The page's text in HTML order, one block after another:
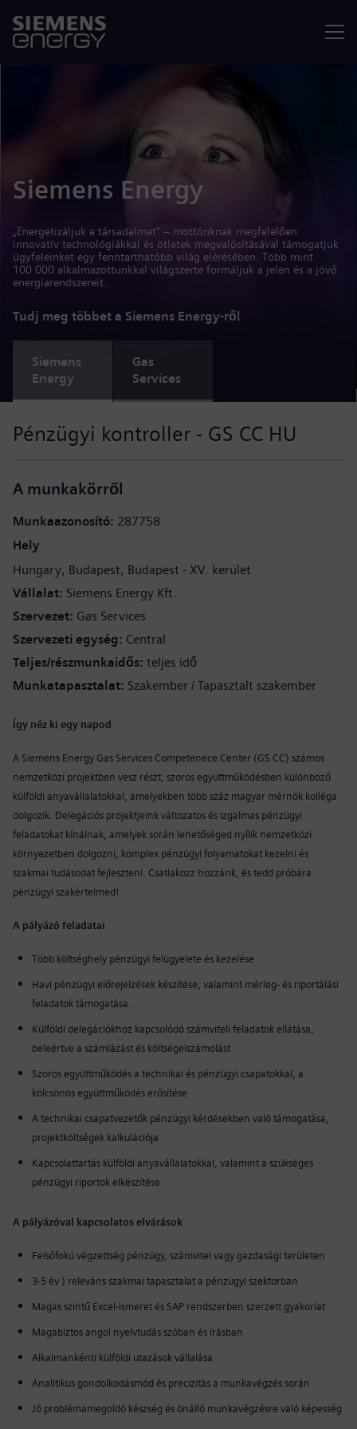
Siemens Energy
„Energetizáljuk a társadalmat” – mottónknak megfelelően
innovatív technológiákkal és ötletek megvalósításával támogatjuk
ügyfeleinket egy fenntarthatóbb világ elérésében. Több mint
100 000 alkalmazottunkkal világszerte formáljuk a jelen és a jövő
energiarendszereit.
Tudj meg többet a Siemens Energy-ről
Siemens
Energy
Gas
Services
Pénzügyi kontroller - GS CC HU
A munkakörről
Munkaazonosító 287758
Hely
Hungary Budapest Budapest - XV. kerület
Vállalat Siemens Energy Kft.
Szervezet Gas Services
Szervezeti egység Central
Teljes/részmunkaidős teljes idő
Munkatapasztalat Szakember / Tapasztalt szakember
Így néz ki egy napod
A Siemens Energy Gas Services Competenece Center (GS CC) számos
nemzetközi projektben vesz részt, szoros együttműködésben különböző
külföldi anyavállalatokkal, amelyekben több száz magyar mérnök kolléga
dolgozik. Delegációs projektjeink változatos és izgalmas pénzügyi
feladatokat kínálnak, amelyek során lehetőséged nyílik nemzetközi
környezetben dolgozni, komplex pénzügyi folyamatokat kezelni és
szakmai tudásodat fejleszteni. Csatlakozz hozzánk, és tedd próbára
pénzügyi szakértelmed!
A pályázó feladatai
Több költséghely pénzügyi felügyelete és kezelése
Havi pénzügyi előrejelzések készítése, valamint mérleg- és riportálási
feladatok támogatása.
Külföldi delegációkhoz kapcsolódó számviteli feladatok ellátása,
beleértve a számlázást és költségelszámolást
Szoros együttműködés a technikai és pénzügyi csapatokkal, a
kölcsönös együttműködés erősítése
A technikai csapatvezetők pénzügyi kérdésekben való támogatása,
projektköltségek kalkulációja
Kapcsolattartás külföldi anyavállalatokkal, valamint a szükséges
pénzügyi riportok elkészítése
A pályázóval kapcsolatos elvárások
Felsőfokú végzettség pénzügy, számvitel vagy gazdasági területen
3-5 év ) releváns szakmai tapasztalat a pénzügyi szektorban
Magas szintű Excel-ismeret és SAP rendszerben szerzett gyakorlat
Magabiztos angol nyelvtudás szóban és írásban
Alkalmankénti külföldi utazások vállalása
Analitikus gondolkodásmód és precizitás a munkavégzés során
Jó problémamegoldó készség és önálló munkavégzésre való képesség